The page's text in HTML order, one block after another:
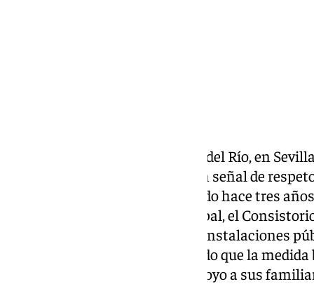
El Ayuntamiento de Palomares del Río, en
las actividades de Halloween en señal de
Jesús Rosado Jiménez, asesinado hace tres
domicilio. En un bando municipal, el
permitirá el uso de espacios ni instalaciones
con esta celebración, subrayando que la
memoria de Jesús y mostrar apoyo a sus